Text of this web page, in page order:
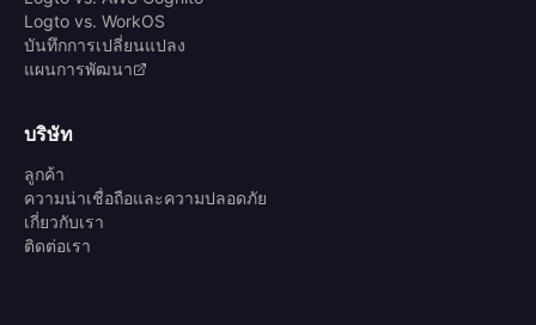
Logto vs. WorkOS
บันทึกการเปลี่ยนแปลง
แผนการพัฒนา
บริษัท
ลูกค้า
ความน่าเชื่อถือและความปลอดภัย
เกี่ยวกับเรา
ติดต่อเรา